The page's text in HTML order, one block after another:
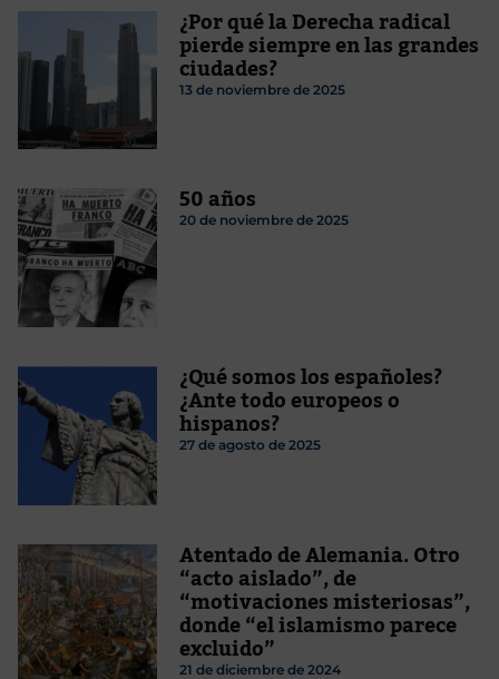
¿Por qué la Derecha radical
pierde siempre en las grandes
ciudades?
13 de noviembre de 2025
50 años
20 de noviembre de 2025
¿Qué somos los españoles?
¿Ante todo europeos o
hispanos?
27 de agosto de 2025
Atentado de Alemania. Otro
“acto aislado”, de
“motivaciones misteriosas”,
donde “el islamismo parece
excluido”
21 de diciembre de 2024